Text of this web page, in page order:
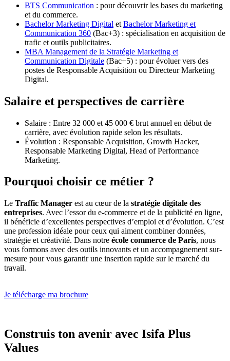
BTS Communication : pour découvrir les bases du marketing
et du commerce.
Bachelor Marketing Digital et Bachelor Marketing et
Communication 360 (Bac+3) : spécialisation en acquisition de
trafic et outils publicitaires.
MBA Management de la Stratégie Marketing et
Communication Digitale (Bac+5) : pour évoluer vers des
postes de Responsable Acquisition ou Directeur Marketing
Digital.
Salaire et perspectives de carrière
Salaire : Entre 32 000 et 45 000 € brut annuel en début de
carrière, avec évolution rapide selon les résultats.
Évolution : Responsable Acquisition, Growth Hacker,
Responsable Marketing Digital, Head of Performance
Marketing.
Pourquoi choisir ce métier ?
Le Traffic Manager est au cœur de la stratégie digitale des
entreprises. Avec l’essor du e-commerce et de la publicité en ligne,
il bénéficie d’excellentes perspectives d’emploi et d’évolution. C’est
une profession idéale pour ceux qui aiment combiner données,
stratégie et créativité. Dans notre école commerce de Paris, nous
vous formons avec des outils innovants et un accompagnement sur-
mesure pour vous garantir une insertion rapide sur le marché du
travail.
Je télécharge ma brochure
Construis ton avenir avec Isifa Plus
Values